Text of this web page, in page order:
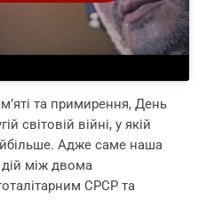
та примирення, День
світовій війні, у якій
Адже саме наша
між двома
СРСР та